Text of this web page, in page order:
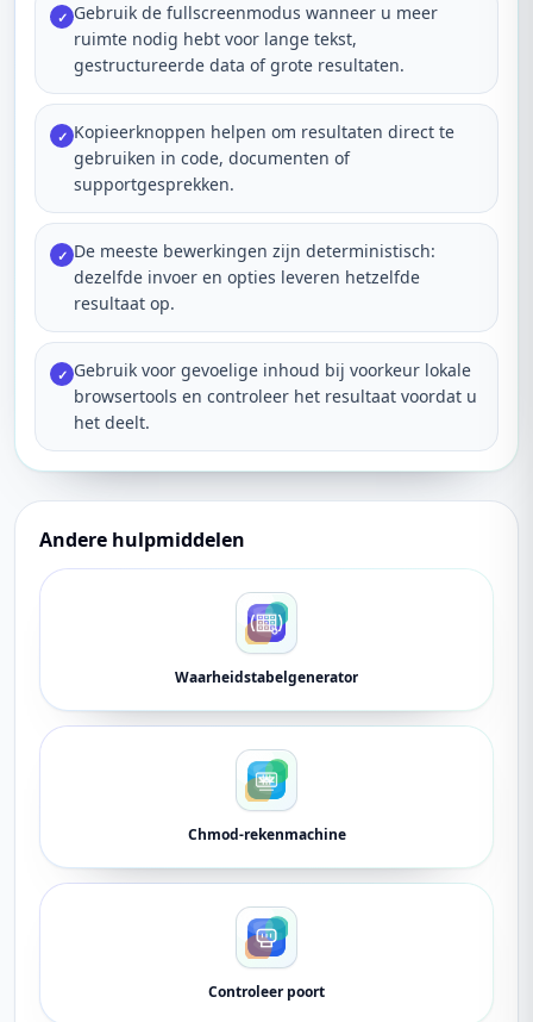
✓ Gebruik de fullscreenmodus wanneer u meer
ruimte nodig hebt voor lange tekst,
gestructureerde data of grote resultaten.
✓ Kopieerknoppen helpen om resultaten direct te
gebruiken in code, documenten of
supportgesprekken.
✓ De meeste bewerkingen zijn deterministisch:
dezelfde invoer en opties leveren hetzelfde
resultaat op.
✓ Gebruik voor gevoelige inhoud bij voorkeur lokale
browsertools en controleer het resultaat voordat u
het deelt.
Andere hulpmiddelen
Waarheidstabelgenerator
Chmod-rekenmachine
Controleer poort